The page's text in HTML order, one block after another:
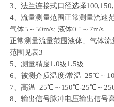
3、法兰连接式口径选择
4、流量测量范围正常测量流速
气体5～50m/s; 液体0.5～7m/s
正常测量流量范围液体、气体
范围见表3
5、测量精度1.0级1.5级
6、被测介质温度:常温–25℃～
7、高温–25℃～150℃-25℃～
8、输出信号脉冲电压输出信号